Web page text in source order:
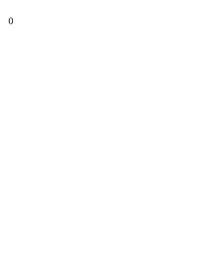
0